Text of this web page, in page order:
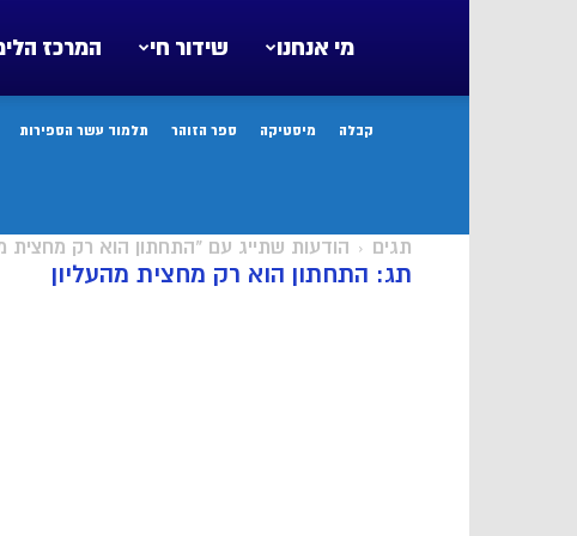
המרכז שידור חי מי אנחנו
קבלה מיסטיקה ספר הזוהר תלמוד עשר הספירות
תגים הודעות שתייג עם "התחתון הוא רק מחצית
תג: התחתון הוא רק מחצית מהעליון